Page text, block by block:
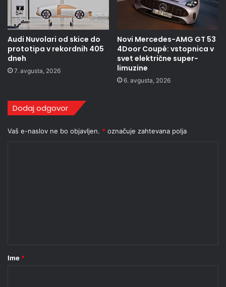
Audi Nuvolari od skice do
prototipa v rekordnih 405
dneh
7. avgusta, 2026
Novi Mercedes-AMG GT 53
4Door Coupé: vstopnica v
svet električne super-
limuzine
6. avgusta, 2026
Dodaj odgovor
Vaš e-naslov ne bo objavljen. * označuje zahtevana polja
rIme *